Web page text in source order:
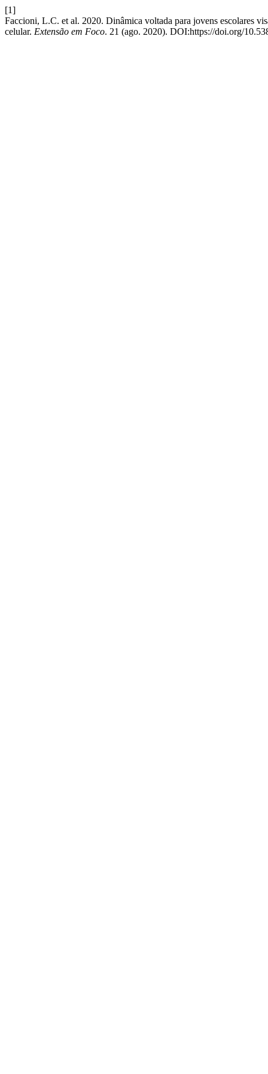
[1]
Faccioni, L.C. et al. 2020. Dinâmica voltada para jovens escolares
celular. Extensão em Foco. 21 (ago. 2020). DOI:https://doi.org/